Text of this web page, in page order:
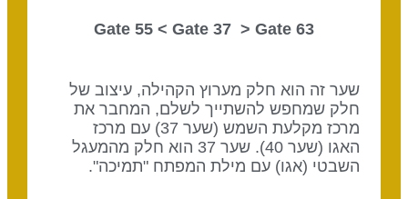
63 Gate 55 <
Gate 37 > Gate
שער זה הוא חלק מערוץ הקהילה, עיצוב של
חלק שמחפש להשתייך לשלם, המחבר את
מרכז מקלעת השמש (שער 37) עם מרכז
האגו (שער 40). שער 37 הוא חלק מהמעגל
השבטי (אגו) עם מילת המפתח "תמיכה".